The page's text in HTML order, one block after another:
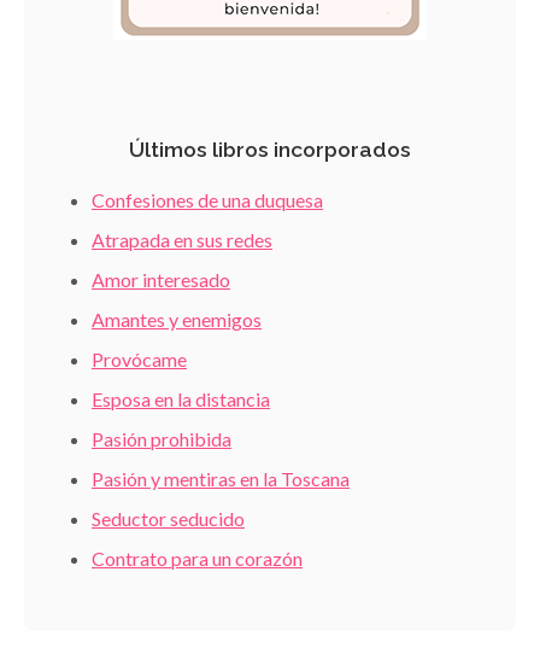
Últimos libros incorporados
Confesiones de una duquesa
Atrapada en sus redes
Amor interesado
Amantes y enemigos
Provócame
Esposa en la distancia
Pasión prohibida
Pasión y mentiras en la Toscana
Seductor seducido
Contrato para un corazón